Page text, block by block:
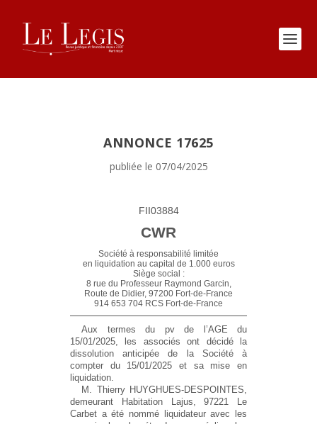
ANNONCE 17625
publiée le 07/04/2025
FII03884
CWR
Société à responsabilité limitée
en liquidation au capital de 1.000 euros
Siège social :
8 rue du Professeur Raymond Garcin,
Route de Didier, 97200 Fort-de-France
914 653 704 RCS Fort-de-France
Aux termes du pv de l’AGE du
15/01/2025, les associés ont décidé la
dissolution anticipée de la Société à
compter du 15/01/2025 et sa mise en
liquidation.
M. Thierry HUYGHUES-DESPOINTES,
demeurant Habitation Lajus, 97221 Le
Carbet a été nommé liquidateur avec les